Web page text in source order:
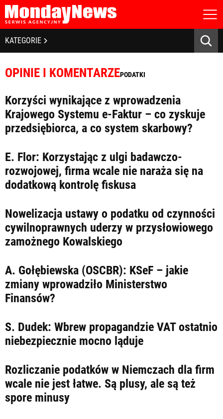
STRONA GŁÓWNA
O NAS
POLITYKA PRYWATNOŚCI
LICENCJA
KONTAKT
Zapamiętaj mnie
Zapomniałeś hasła?
Kliknij tutaj
zaloguj się
KATEGORIE
BIZNES I GOSPODARKA
SPOŁECZEŃSTWO
EDUKACJA
MEDIA
ZDROWIE I URODA
LIFESTYLE
OPINIE I KOMENTARZE
OPINIE I KOMENTARZEPODATKI
Korzyści wynikające z wprowadzenia
Krajowego Systemu e-Faktur – co zyskuje
przedsiębiorca, a co system skarbowy?
E. Flor: Korzystając z ulgi badawczo-
rozwojowej, firma wcale nie naraża się na
dodatkową kontrolę fiskusa
Nowelizacja ustawy o podatku od czynności
cywilnoprawnych uderzy w przysłowiowego
zamożnego Kowalskiego
A. Gołębiewska (OSCBR): KSeF – jakie
zmiany wprowadziło Ministerstwo
Finansów?
S. Dudek: Wbrew propagandzie VAT ostatnio
niebezpiecznie mocno ląduje
Rozliczanie podatków w Niemczach dla firm
wcale nie jest łatwe. Są plusy, ale są też
spore minusy